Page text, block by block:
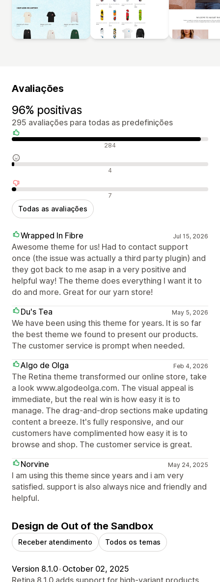
Avaliações
96% positivas
295 avaliações para todas as predefinições
Avaliações positivas 284
Avaliações neutras 4
Avaliações negativas 7
Todas as avaliações
Wrapped In Fibre Jul 15, 2026
Awesome theme for us! Had to contact support
once (the issue was actually a third party plugin) and
they got back to me asap in a very positive and
helpful way! The theme does everything I want it to
do and more. Great for our yarn store!
Du's Tea
May 5, 2026
We have been using this theme for years. It is so far
the best theme we found to present our products.
The customer service is prompt when needed.
Algo de Olga
Feb 4, 2026
The Retina theme transformed our online store, take
a look www.algodeolga.com. The visual appeal is
immediate, but the real win is how easy it is to
manage. The drag-and-drop sections make updating
content a breeze. It's fully responsive, and our
customers have complimented how easy it is to
browse and shop. The customer service is great.
Norvine
May 24, 2025
I am using this theme since years and i am very
satisfied. support is also always nice and friendly and
helpful.
Design de Out of the Sandbox
Receber atendimento Todos os temas
Version 8.1.0•October 02, 2025
Retina 8.1.0 adds support for high-variant products